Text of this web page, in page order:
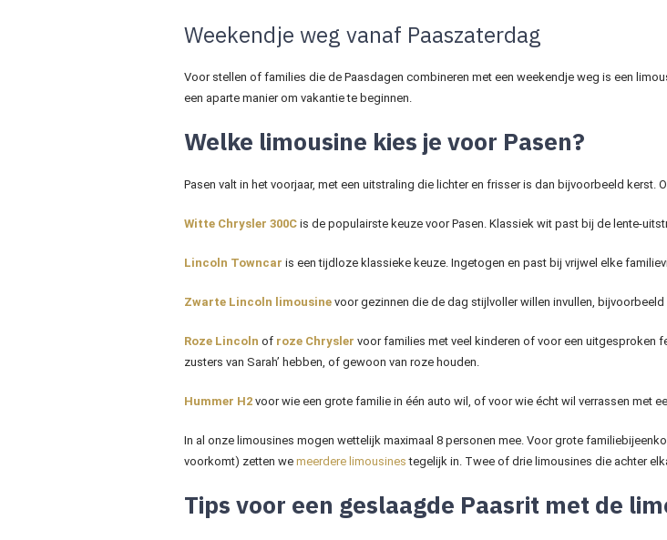
Weekendje weg vanaf Paaszaterdag
Voor stellen of families die de Paasdagen combineren met een weekendje weg is een
een aparte manier om vakantie te beginnen.
Welke limousine kies je voor Pasen?
Pasen valt in het voorjaar, met een uitstraling die lichter en frisser is dan bijvoorbeeld kerst.
Witte Chrysler 300C is de populairste keuze voor Pasen. Klassiek wit past bij de lente-
Lincoln Towncar is een tijdloze klassieke keuze. Ingetogen en past bij vrijwel elke
Zwarte Lincoln limousine voor gezinnen die de dag stijlvoller willen invullen,
Roze Lincoln of roze Chrysler voor families met veel kinderen of voor een uitgesproken
zusters van Sarah’ hebben, of gewoon van roze houden.
Hummer H2 voor wie een grote familie in één auto wil, of voor wie écht wil verrassen met
In al onze limousines mogen wettelijk maximaal 8 personen mee. Voor grote
voorkomt) zetten we meerdere limousines tegelijk in. Twee of drie limousines die achter
Tips voor een geslaagde Paasrit met de